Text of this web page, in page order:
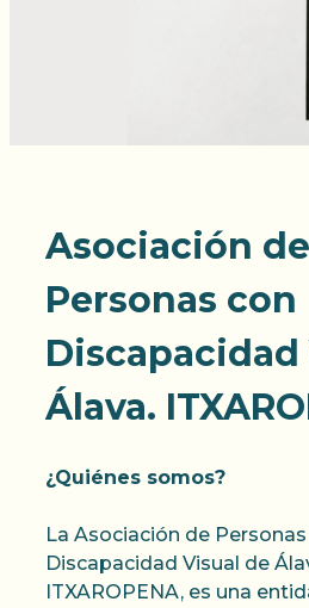
Asociación de
Personas con
Álava.
¿Quiénes somos?
La Asociación de
Discapacidad Visual de
ITXAROPENA, es una